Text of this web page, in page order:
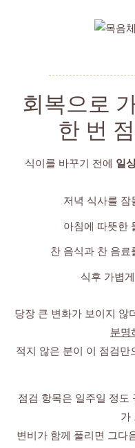
회복으로
한 번
식이를 바꾸기 전에 일
저녁 식사를 잠
아침에 따뜻한
찬 음식과 찬 음료
식후 가볍
당장 큰 변화가 보이지 않
분명
적지 않은 분이 이 점검만
점검 항목은 일주일 정도
가
변비가 함께 풀리면 그다